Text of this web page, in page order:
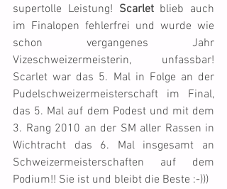
supertolle Leistung! Scarlet blieb auch
im Finalopen fehlerfrei und wurde wie
schon vergangenes Jahr
Vizeschweizermeisterin, unfassbar!
Scarlet war das 5. Mal in Folge an der
Pudelschweizermeisterschaft im Final,
das 5. Mal auf dem Podest und mit dem
3. Rang 2010 an der SM aller Rassen in
Wichtracht das 6. Mal insgesamt an
Schweizermeisterschaften auf dem
Podium!! Sie ist und bleibt die Beste :-)))